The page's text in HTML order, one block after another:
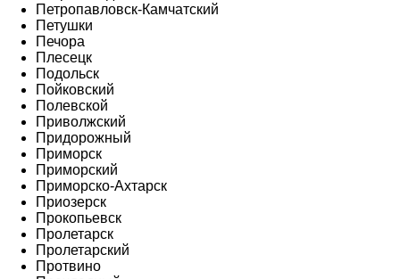
Петропавловск-Камчатский
Петушки
Печора
Плесецк
Подольск
Пойковский
Полевской
Приволжский
Придорожный
Приморск
Приморский
Приморско-Ахтарск
Приозерск
Прокопьевск
Пролетарск
Пролетарский
Протвино